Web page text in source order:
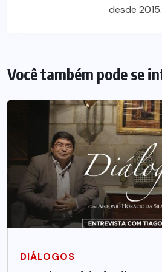
desde 2015.
Você também pode se
DIÁLOGOS